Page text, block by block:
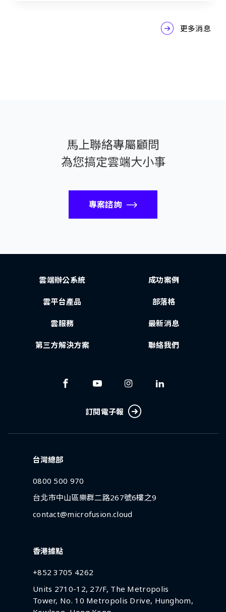
更多消息
馬上聯絡專屬顧問
為您搞定雲端大小事
專案諮詢
雲端辦公系統
雲平台產品
雲服務
第三方解決方案
成功案例
部落格
最新消息
聯絡我們
訂閱電子報
台灣總部
0800 500 970
台北市中山區樂群二路267號6樓之9
contact@microfusion.cloud
香港據點
+852 3705 4262
Units 2710-12, 27/F, The Metropolis
Tower, No. 10 Metropolis Drive, Hunghom,